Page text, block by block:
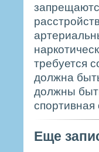
требуется
должна
должны
спортивная
Еще